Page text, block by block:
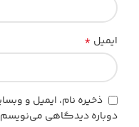
ایمیل *
ذخیره نام، ایمیل و
دوباره دیدگاهی